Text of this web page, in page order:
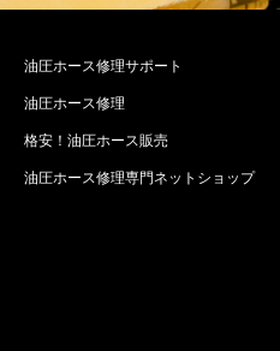
油圧ホース修理サポート
油圧ホース修理
格安！油圧ホース販売
油圧ホース修理専門ネットショップ